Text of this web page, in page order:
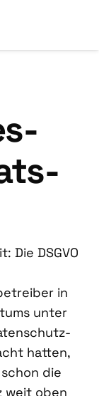
Die DSGVO
in
unter
hat­ten,
die
weit oben